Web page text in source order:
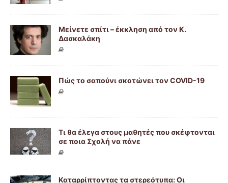
Μείνετε σπίτι – έκκληση από τον Κ.
Δασκαλάκη
Πώς το σαπούνι σκοτώνει τον COVID-19
Τι θα έλεγα στους μαθητές που σκέφτονται
σε ποια Σχολή να πάνε
Καταρρίπτοντας τα στερεότυπα: Οι